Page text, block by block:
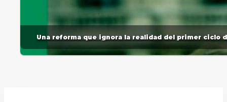
Una reforma que ignora la realidad del primer ciclo